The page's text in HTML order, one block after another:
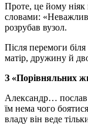
Проте, це йому ніяк
словами:
розрубав вузол.
Після перемоги
матір, дружину й
З «Порівняльних
Александр…
їм нема чого
владу він веде